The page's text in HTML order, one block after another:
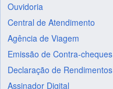
Ouvidoria
Central de Atendimento
Agência de Viagem
Emissão de Contra-cheques
Declaração de Rendimentos
Assinador Digital